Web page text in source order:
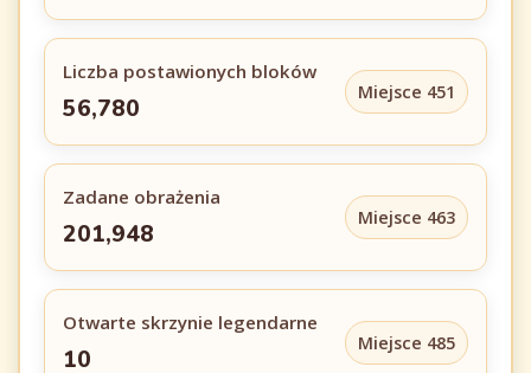
Liczba postawionych bloków
56,780
Miejsce 451
Zadane obrażenia
201,948
Miejsce 463
Otwarte skrzynie legendarne
10
Miejsce 485